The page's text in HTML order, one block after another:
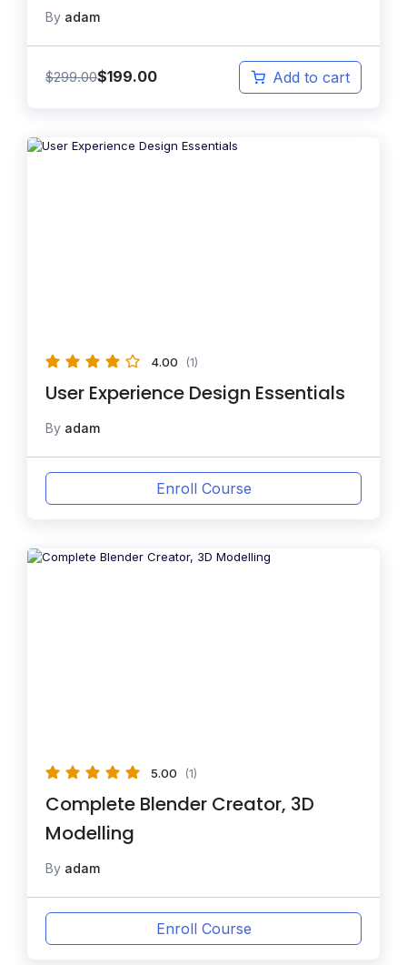
By adam
$299.00$199.00 Add to cart
4.00 (1)
User Experience Design Essentials
By adam
Enroll Course
5.00 (1)
Complete Blender Creator, 3D
Modelling
By adam
Enroll Course